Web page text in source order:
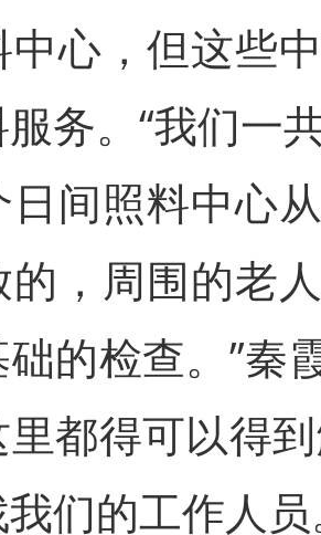
中心，但这些
务。“我们一
间照料中心
的，周围的老
的检查。”秦
都得可以得
们的工作人员